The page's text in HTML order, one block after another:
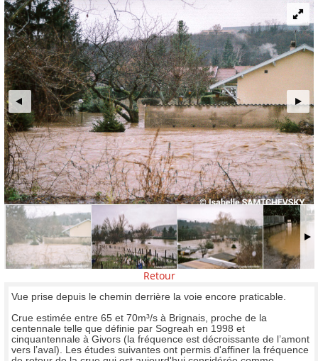
Retour
Vue prise depuis le chemin derrière la voie encore praticable.
Crue estimée entre 65 et 70m³/s à Brignais, proche de la
centennale telle que définie par Sogreah en 1998 et
cinquantennale à Givors (la fréquence est décroissante de l’amont
vers l’aval). Les études suivantes ont permis d'affiner la fréquence